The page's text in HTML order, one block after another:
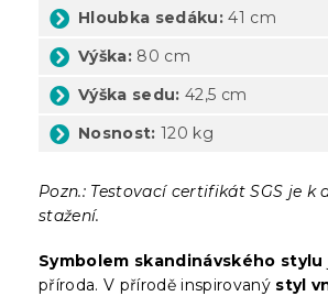
Hloubka sedáku: 41 cm
Výška: 80 cm
Výška sedu: 42,5 cm
Nosnost: 120 kg
Pozn.: Testovací certifikát SGS je k
stažení.
Symbolem skandinávského stylu
příroda. V přírodě inspirovaný styl